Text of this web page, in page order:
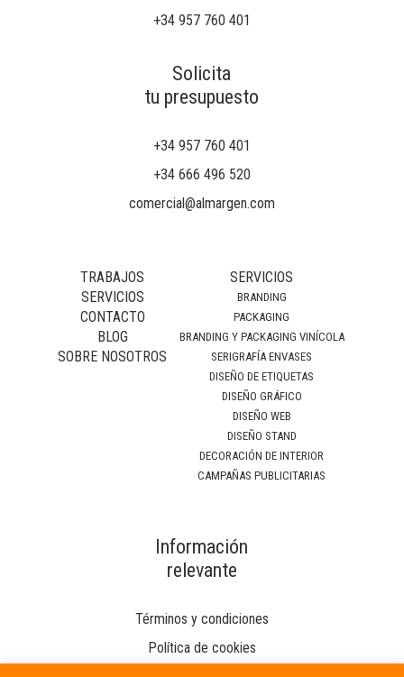
+34 957 760 401
Solicita
tu presupuesto
+34 957 760 401
+34 666 496 520
comercial@almargen.com
TRABAJOS
SERVICIOS
CONTACTO
BLOG
SOBRE NOSOTROS
SERVICIOS
BRANDING
PACKAGING
BRANDING Y PACKAGING VINÍCOLA
SERIGRAFÍA ENVASES
DISEÑO DE ETIQUETAS
DISEÑO GRÁFICO
DISEÑO WEB
DISEÑO STAND
DECORACIÓN DE INTERIOR
CAMPAÑAS PUBLICITARIAS
Información
relevante
Términos y condiciones
Política de cookies